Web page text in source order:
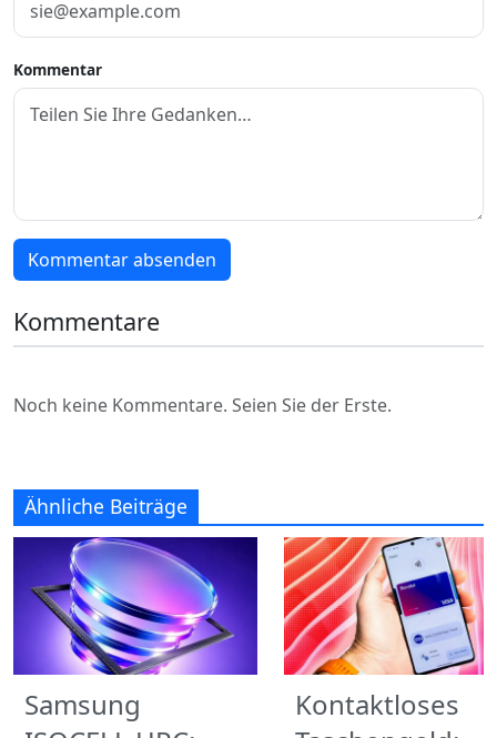
Kommentar
Kommentar absenden
Kommentare
Noch keine Kommentare. Seien Sie der Erste.
Ähnliche Beiträge
Samsung
Kontaktloses